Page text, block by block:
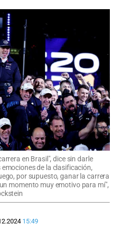
en Brasil", dice sin darle
de la clasificación,
por supuesto, ganar la carrera
momento muy emotivo para mí",
15:49